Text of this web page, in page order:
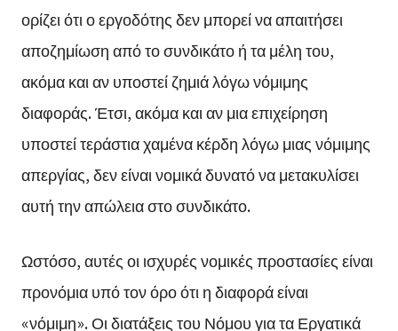
ορίζει ότι ο εργοδότης δεν μπορεί να απαιτήσει
αποζημίωση από το συνδικάτο ή τα μέλη του,
ακόμα και αν υποστεί ζημιά λόγω νόμιμης
διαφοράς. Έτσι, ακόμα και αν μια επιχείρηση
υποστεί τεράστια χαμένα κέρδη λόγω μιας νόμιμης
απεργίας, δεν είναι νομικά δυνατό να μετακυλίσει
αυτή την απώλεια στο συνδικάτο.
Ωστόσο, αυτές οι ισχυρές νομικές προστασίες είναι
προνόμια υπό τον όρο ότι η διαφορά είναι
«νόμιμη». Οι διατάξεις του Νόμου για τα Εργατικά